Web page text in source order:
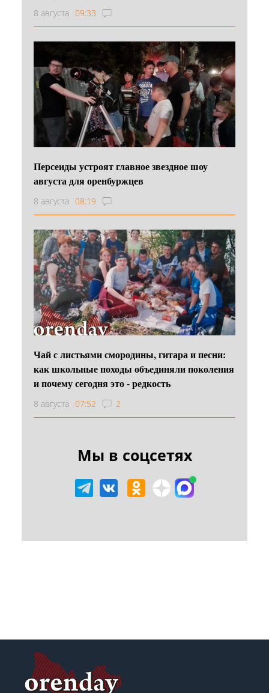
8 августа 09:33
Персеиды устроят главное звездное шоу
августа для оренбуржцев
8 августа 08:19
Чай с листьями смородины, гитара и песни:
как школьные походы объединяли поколения
и почему сегодня это - редкость
8 августа 07:52 2
Мы в соцсетях